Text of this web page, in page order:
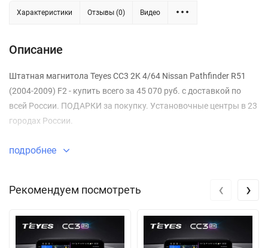
Характеристики Отзывы (0) Видео
Описание
Штатная магнитола Teyes CC3 2K 4/64 Nissan Pathfinder R51
(2004-2009) F2 - купить всего за 45 070 руб. с доставкой по
всей России. ПОДАРКИ за покупку. Установочные центры в 23
городах России.
подробнее
Рекомендуем посмотреть ‹ ›